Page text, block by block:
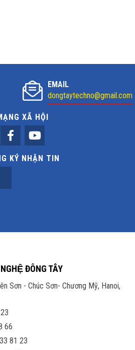
EMAIL
dongtaytechno@gmail.com
XÃ HỘI
KÝ NHẬN TIN
ĐÔNG TÂY
Sơn - Chúc Sơn- Chương Mỹ, Hanoi,
66
81 23